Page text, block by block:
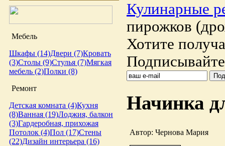
Мебель
Шкафы (14)Двери (7)Кровать
(3)Столы (9)Стулья (7)Мягкая
мебель (2)Полки (8)
Ремонт
Детская комната (4)Кухня
(8)Ванная (19)Лоджия, балкон
(3)Гардеробная, прихожая
Потолок (4)Пол (17)Стены
(22)Дизайн интерьера (16)
Кулинарные
пирожков
Хотите
Начинка
Автор: Чернова Мария